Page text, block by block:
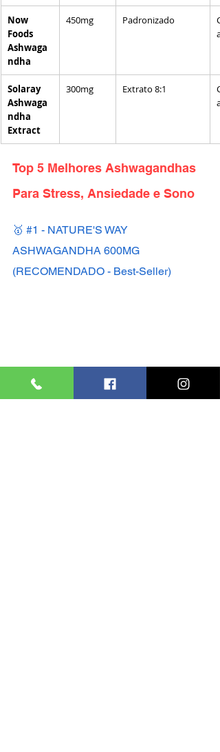
Now
Foods
Ashwaga
ndha
450mg Padronizado
as
Solaray
Ashwaga
ndha
Extract
300mg Extrato 8:1
as
Top 5 Melhores Ashwagandhas
Para Stress, Ansiedade e Sono
🥇 #1 - NATURE'S WAY
ASHWAGANDHA 600MG
(RECOMENDADO - Best-Seller)